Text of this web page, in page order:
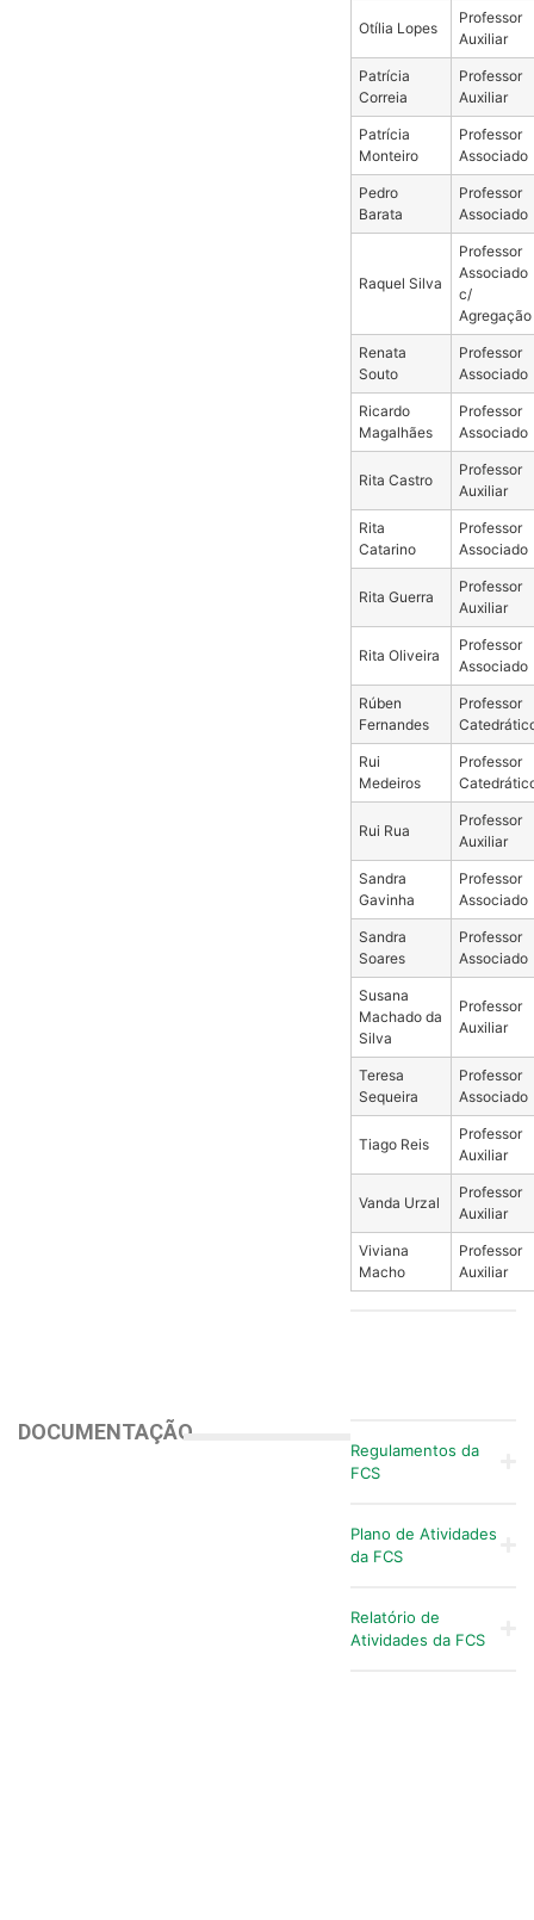
Otília Lopes
Professor
Auxiliar
Patrícia
Correia
Professor
Auxiliar
Patrícia
Monteiro
Professor
Associado
Pedro
Barata
Professor
Associado
Raquel Silva
Professor
Associado
c/
Agregação
Renata
Souto
Professor
Associado
Ricardo
Magalhães
Professor
Associado
Rita Castro
Professor
Auxiliar
Rita
Catarino
Professor
Associado
Rita Guerra
Professor
Auxiliar
Rita Oliveira
Professor
Associado
Rúben
Fernandes
Professor
Rui
Medeiros
Professor
Rui Rua
Professor
Auxiliar
Sandra
Gavinha
Professor
Associado
Sandra
Soares
Professor
Associado
Susana
Machado da
Silva
Professor
Auxiliar
Teresa
Sequeira
Professor
Associado
Tiago Reis
Professor
Auxiliar
Vanda Urzal
Professor
Auxiliar
Viviana
Macho
Professor
Auxiliar
DOCUMENTAÇÃO
Regulamentos da
FCS
Plano de Atividades
da FCS
Relatório de
Atividades da FCS